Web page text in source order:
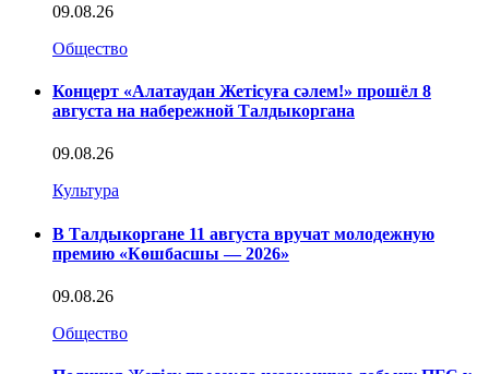
09.08.26
Общество
Концерт «Алатаудан Жетісуға сәлем!» прошёл 8
августа на набережной Талдыкоргана
09.08.26
Культура
В Талдыкоргане 11 августа вручат молодежную
премию «Көшбасшы — 2026»
09.08.26
Общество